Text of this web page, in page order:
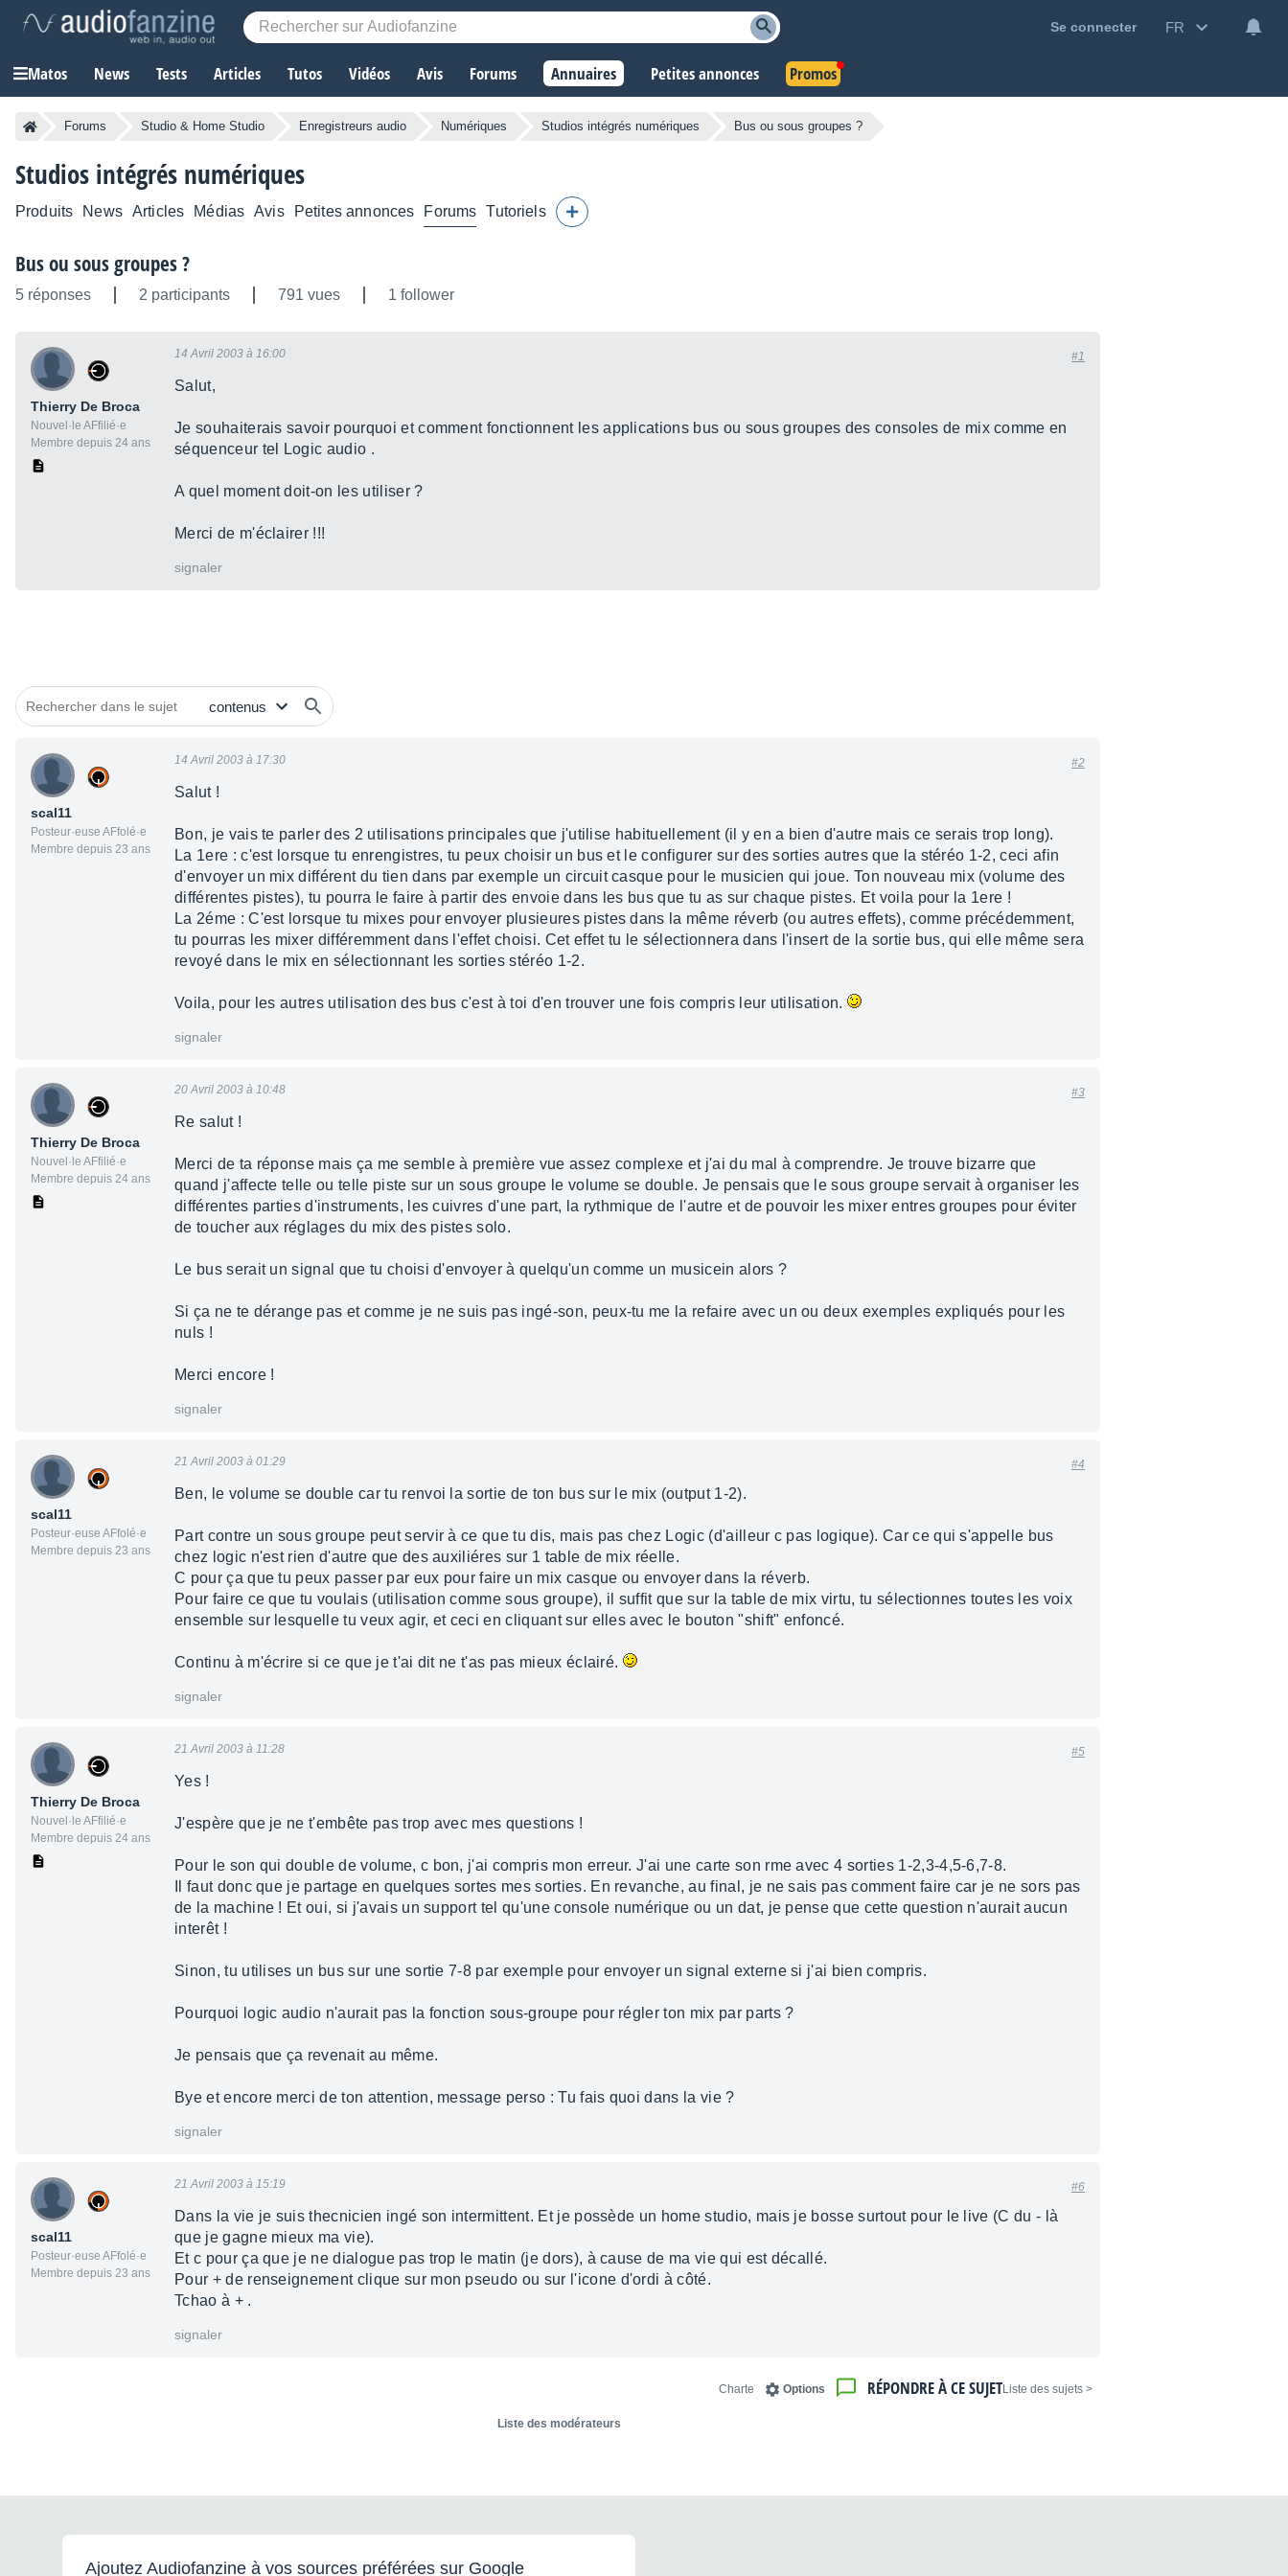
Se connecter FR
Matos News Tests Articles Tutos Vidéos Avis Forums Annuaires Petites annonces Promos
Forums Studio & Home Studio Enregistreurs audio Numériques Studios intégrés numériques Bus ou sous groupes ?
Studios intégrés numériques
Produits News Articles Médias Avis Petites annonces Forums Tutoriels
Bus ou sous groupes ?
5 réponses 2 participants 791 vues 1 follower
Thierry De Broca
Nouvel·le AFfilié·e
Membre depuis 24 ans
14 Avril 2003 à 16:00 #1
Salut,
Je souhaiterais savoir pourquoi et comment fonctionnent les applications bus ou sous groupes des consoles de mix comme en
séquenceur tel Logic audio .
A quel moment doit-on les utiliser ?
Merci de m'éclairer !!!
signaler
scal11
Posteur·euse AFfolé·e
Membre depuis 23 ans
14 Avril 2003 à 17:30 #2
Salut !
Bon, je vais te parler des 2 utilisations principales que j'utilise habituellement (il y en a bien d'autre mais ce serais trop long).
La 1ere : c'est lorsque tu enrengistres, tu peux choisir un bus et le configurer sur des sorties autres que la stéréo 1-2, ceci afin
d'envoyer un mix différent du tien dans par exemple un circuit casque pour le musicien qui joue. Ton nouveau mix (volume des
différentes pistes), tu pourra le faire à partir des envoie dans les bus que tu as sur chaque pistes. Et voila pour la 1ere !
La 2éme : C'est lorsque tu mixes pour envoyer plusieures pistes dans la même réverb (ou autres effets), comme précédemment,
tu pourras les mixer différemment dans l'effet choisi. Cet effet tu le sélectionnera dans l'insert de la sortie bus, qui elle même sera
revoyé dans le mix en sélectionnant les sorties stéréo 1-2.
Voila, pour les autres utilisation des bus c'est à toi d'en trouver une fois compris leur utilisation.
signaler
Thierry De Broca
Nouvel·le AFfilié·e
Membre depuis 24 ans
20 Avril 2003 à 10:48 #3
Re salut !
Merci de ta réponse mais ça me semble à première vue assez complexe et j'ai du mal à comprendre. Je trouve bizarre que
quand j'affecte telle ou telle piste sur un sous groupe le volume se double. Je pensais que le sous groupe servait à organiser les
différentes parties d'instruments, les cuivres d'une part, la rythmique de l'autre et de pouvoir les mixer entres groupes pour éviter
de toucher aux réglages du mix des pistes solo.
Le bus serait un signal que tu choisi d'envoyer à quelqu'un comme un musicein alors ?
Si ça ne te dérange pas et comme je ne suis pas ingé-son, peux-tu me la refaire avec un ou deux exemples expliqués pour les
nuls !
Merci encore !
signaler
scal11
Posteur·euse AFfolé·e
Membre depuis 23 ans
21 Avril 2003 à 01:29 #4
Ben, le volume se double car tu renvoi la sortie de ton bus sur le mix (output 1-2).
Part contre un sous groupe peut servir à ce que tu dis, mais pas chez Logic (d'ailleur c pas logique). Car ce qui s'appelle bus
chez logic n'est rien d'autre que des auxiliéres sur 1 table de mix réelle.
C pour ça que tu peux passer par eux pour faire un mix casque ou envoyer dans la réverb.
Pour faire ce que tu voulais (utilisation comme sous groupe), il suffit que sur la table de mix virtu, tu sélectionnes toutes les voix
ensemble sur lesquelle tu veux agir, et ceci en cliquant sur elles avec le bouton "shift" enfoncé.
Continu à m'écrire si ce que je t'ai dit ne t'as pas mieux éclairé.
signaler
Thierry De Broca
Nouvel·le AFfilié·e
Membre depuis 24 ans
21 Avril 2003 à 11:28 #5
Yes !
J'espère que je ne t'embête pas trop avec mes questions !
Pour le son qui double de volume, c bon, j'ai compris mon erreur. J'ai une carte son rme avec 4 sorties 1-2,3-4,5-6,7-8.
Il faut donc que je partage en quelques sortes mes sorties. En revanche, au final, je ne sais pas comment faire car je ne sors pas
de la machine ! Et oui, si j'avais un support tel qu'une console numérique ou un dat, je pense que cette question n'aurait aucun
interêt !
Sinon, tu utilises un bus sur une sortie 7-8 par exemple pour envoyer un signal externe si j'ai bien compris.
Pourquoi logic audio n'aurait pas la fonction sous-groupe pour régler ton mix par parts ?
Je pensais que ça revenait au même.
Bye et encore merci de ton attention, message perso : Tu fais quoi dans la vie ?
signaler
scal11
Posteur·euse AFfolé·e
Membre depuis 23 ans
21 Avril 2003 à 15:19 #6
Dans la vie je suis thecnicien ingé son intermittent. Et je possède un home studio, mais je bosse surtout pour le live (C du - là
que je gagne mieux ma vie).
Et c pour ça que je ne dialogue pas trop le matin (je dors), à cause de ma vie qui est décallé.
Pour + de renseignement clique sur mon pseudo ou sur l'icone d'ordi à côté.
Tchao à + .
signaler
< Liste des sujets
RÉPONDRE À CE SUJET
Options
Charte
Liste des modérateurs
Ajoutez Audiofanzine à vos sources préférées sur Google